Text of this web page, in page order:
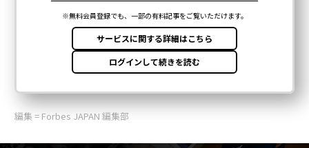
編集 = Forbes JAPAN 編集部